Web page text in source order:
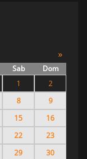
»
Sab
Dom
1
2
8
9
15
16
22
23
29
30